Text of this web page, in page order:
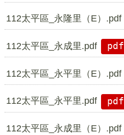
112太平區_永隆里（E）.pdf
112太平區_永成里.pdf pdf
112太平區_永平里（E）.pdf
112太平區_永平里.pdf pdf
112太平區_永成里（E）.pdf